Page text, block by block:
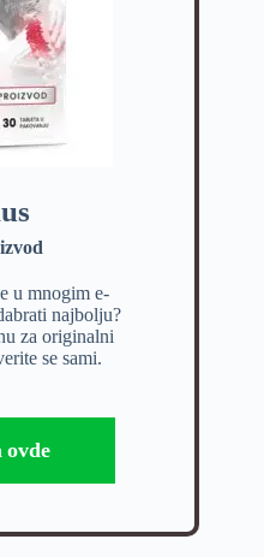
u mnogim e-
najbolju?
za originalni
se sami.
ovde